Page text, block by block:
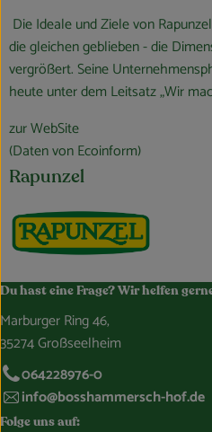
Die Ideale und Ziele von
die gleichen geblieben - die
vergrößert. Seine
heute unter dem Leitsatz „Wir
zur WebSite
(Daten von Ecoinform)
Rapunzel
Du hast eine Frage? Wir helfen
Marburger Ring 46,
35274 Großseelheim
064228976-0
info@bosshammersch-hof.de
Folge uns auf: